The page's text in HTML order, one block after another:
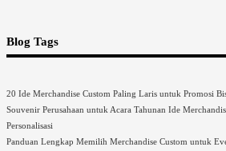
Blog Tags
20 Ide Merchandise Custom Paling Laris untuk Promosi
Souvenir Perusahaan untuk Acara Tahunan Ide
Personalisasi
Panduan Lengkap Memilih Merchandise Custom untuk